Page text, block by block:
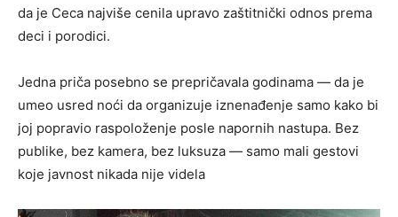
da je Ceca najviše cenila upravo zaštitnički odnos prema
deci i porodici.
Jedna priča posebno se prepričavala godinama — da je
umeo usred noći da organizuje iznenađenje samo kako bi
joj popravio raspoloženje posle napornih nastupa. Bez
publike, bez kamera, bez luksuza — samo mali gestovi
koje javnost nikada nije videla